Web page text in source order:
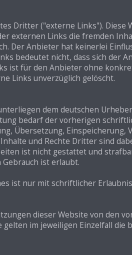
Dritter ("externe Links").
externen Links die fremden
Der Anbieter hat keinerlei
bedeutet nicht, dass sich der
ist für den Anbieter ohne
Links unverzüglich gelöscht.
dem deutschen
bedarf der vorherigen
Übersetzung,
und Rechte Dritter sind
ist nicht gestattet und
ist erlaubt.
ist nur mit schriftlicher
dieser Website von den
gelten im jeweiligen Einzelfall